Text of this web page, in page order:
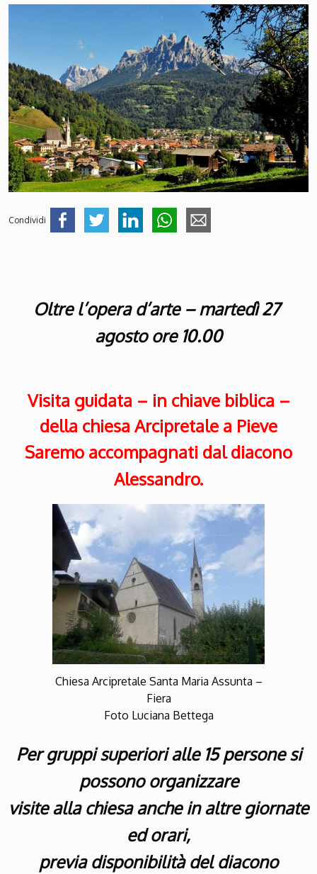
Condividi
Oltre l’opera d’arte – martedì27
agosto ore 10.00
Visita guidata – in chiave biblica –
della chiesa Arcipretale a Pieve
Saremo accompagnati dal diacono
Alessandro.
Chiesa Arcipretale Santa Maria Assunta –
Fiera
Foto Luciana Bettega
Per gruppi superiori alle 15 persone si
possono organizzare
visite alla chiesa anche in altre giornate
ed orari,
previa disponibilità del diacono